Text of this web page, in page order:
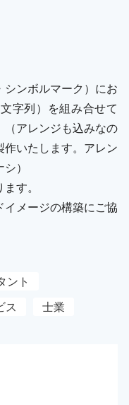
ンボルマーク）にお
字列）を組み合せて
（アレンジも込みなの
いたします。アレン
）
す。
メージの構築にご協
ント
ス 士業